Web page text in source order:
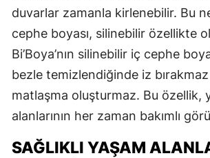
duvarlar zamanla kirlenebilir. Bu
cephe boyası, silinebilir özellikte
Bi’Boya’nın silinebilir iç cephe
bezle temizlendiğinde iz
matlaşma oluşturmaz. Bu özellik,
alanlarının her zaman bakımlı
SAĞLIKLI YAŞAM